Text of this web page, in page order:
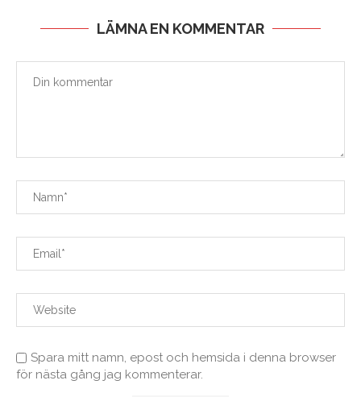
LÄMNA EN KOMMENTAR
Spara mitt namn, epost och hemsida i denna browser
för nästa gång jag kommenterar.